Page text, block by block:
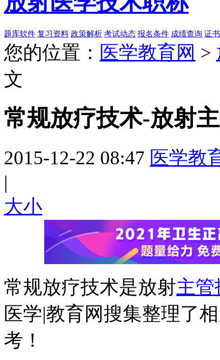
题库软件 复习资料 政策解析 考试动态 报名条件 成绩查询 证
您的位置： 医学教育网 >
文
常规放疗技术-放射
2015-12-22 08:47 医学教
|
大小
常规放疗技术是放射主
医学|教育网搜集整理了
考！